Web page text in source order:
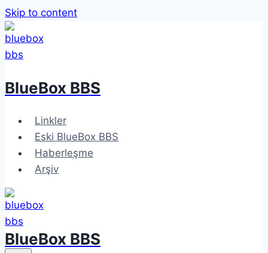
Skip to content
BlueBox BBS
Linkler
Eski BlueBox BBS
Haberleşme
Arşiv
BlueBox BBS